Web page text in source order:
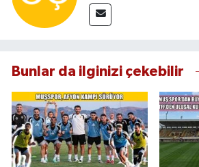
Bunlar da ilginizi çekebilir